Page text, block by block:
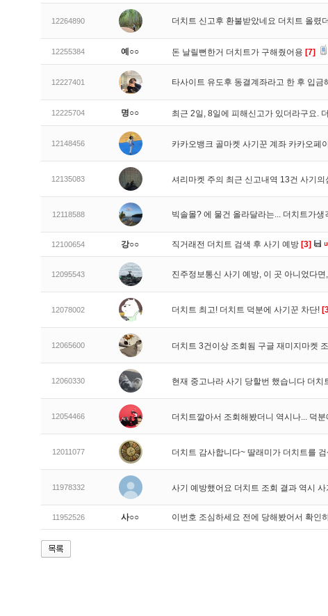
12264890 더치트 신고후 환불받았네요 더치트 올렸
12255384 예○○ 돈 날릴뻔한거 더치트가 구해줬어용 [7]
12227401 타사이트 유도후 동결계좌라고 한 후 입
12225704 명○○ 최근 2일, 8일에 피해신고가 있더라구요.
12148456 카카오뱅크 골마켓 사기꾼 계좌 카카오페
12135083 셔리마켓 주의 최근 신고내역 13건 사기
12118588 빅솔몰? 에 물건 올라달라는... 더치트가생
12100654 강○○ 직거래전 더치트 검색 후 사기 예방 [3]
12095543 진주정보통신 사기 예방, 이 곳 아니었다
12078002 더치트 최고! 더치트 덕분에 사기꾼 차단!
12065600 더치트 3건이상 조회됨 구글 재미지마켓
12060330 현재 중고나라 사기 당할번 했습니다 더치
12054466 더치트깔아서 조회해봤더니 역시나... 덕
12011077 더치트 감사합니다~ 딸래미가 더치트를
11978332 사기 예방했어요 더치트 조회 결과 역시
11952526 사○○ 이번호 조심하세요 전에 당해봤어서 확인